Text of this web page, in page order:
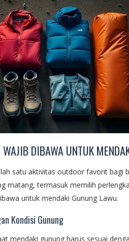
WAJIB DIBAWA UNTUK
satu aktivitas outdoor favorit bagi
matang, termasuk memilih
untuk mendaki Gunung Lawu.
Kondisi Gunung
mendaki gunung harus sesuai